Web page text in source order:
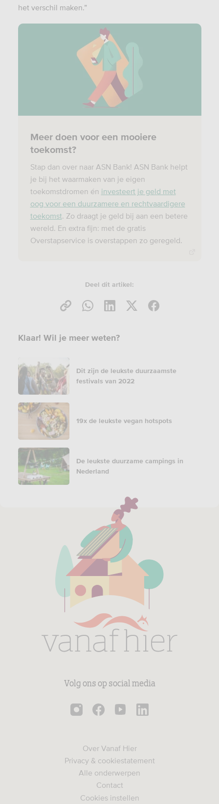
het verschil maken.”
Meer doen voor een mooiere
toekomst?
Stap dan over naar ASN Bank! ASN Bank helpt
je bij het waarmaken van je eigen
toekomstdromen én investeert je geld met
oog voor een duurzamere en rechtvaardigere
toekomst. Zo draagt je geld bij aan een betere
wereld. En extra fijn: met de gratis
Overstapservice is overstappen zo geregeld.
Deel dit artikel:
Klaar! Wil je meer weten?
Dit zijn de leukste duurzaamste
festivals van 2022
19x de leukste vegan hotspots
De leukste duurzame campings in
Nederland
Volg ons op social media
Over Vanaf Hier
Privacy & cookiestatement
Alle onderwerpen
Contact
Cookies instellen